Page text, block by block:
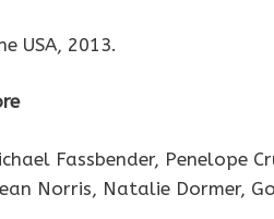
USA, 2013.
Fassbender, Penelope
Norris, Natalie Dormer,